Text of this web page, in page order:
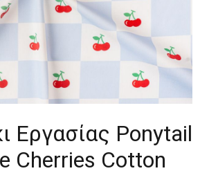
Εργασίας Ponytail
Cherries Cotton